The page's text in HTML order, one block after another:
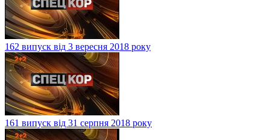
162 випуск від 3 вересня 2018 року
161 випуск від 31 серпня 2018 року